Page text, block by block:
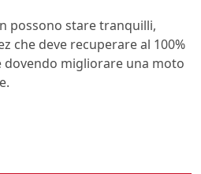
possono stare tranquilli,
che deve recuperare al 100%
dovendo migliorare una moto